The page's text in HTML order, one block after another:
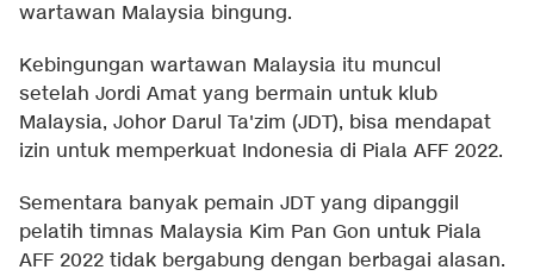
wartawan Malaysia bingung.
Kebingungan wartawan Malaysia itu muncul
setelah Jordi Amat yang bermain untuk klub
Malaysia, Johor Darul Ta'zim (JDT), bisa mendapat
izin untuk memperkuat Indonesia di Piala AFF 2022.
Sementara banyak pemain JDT yang dipanggil
pelatih timnas Malaysia Kim Pan Gon untuk Piala
AFF 2022 tidak bergabung dengan berbagai alasan.